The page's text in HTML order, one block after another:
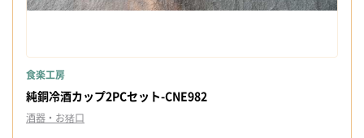
食楽工房
純銅冷酒カップ2PCセット-CNE982
酒器・お猪口